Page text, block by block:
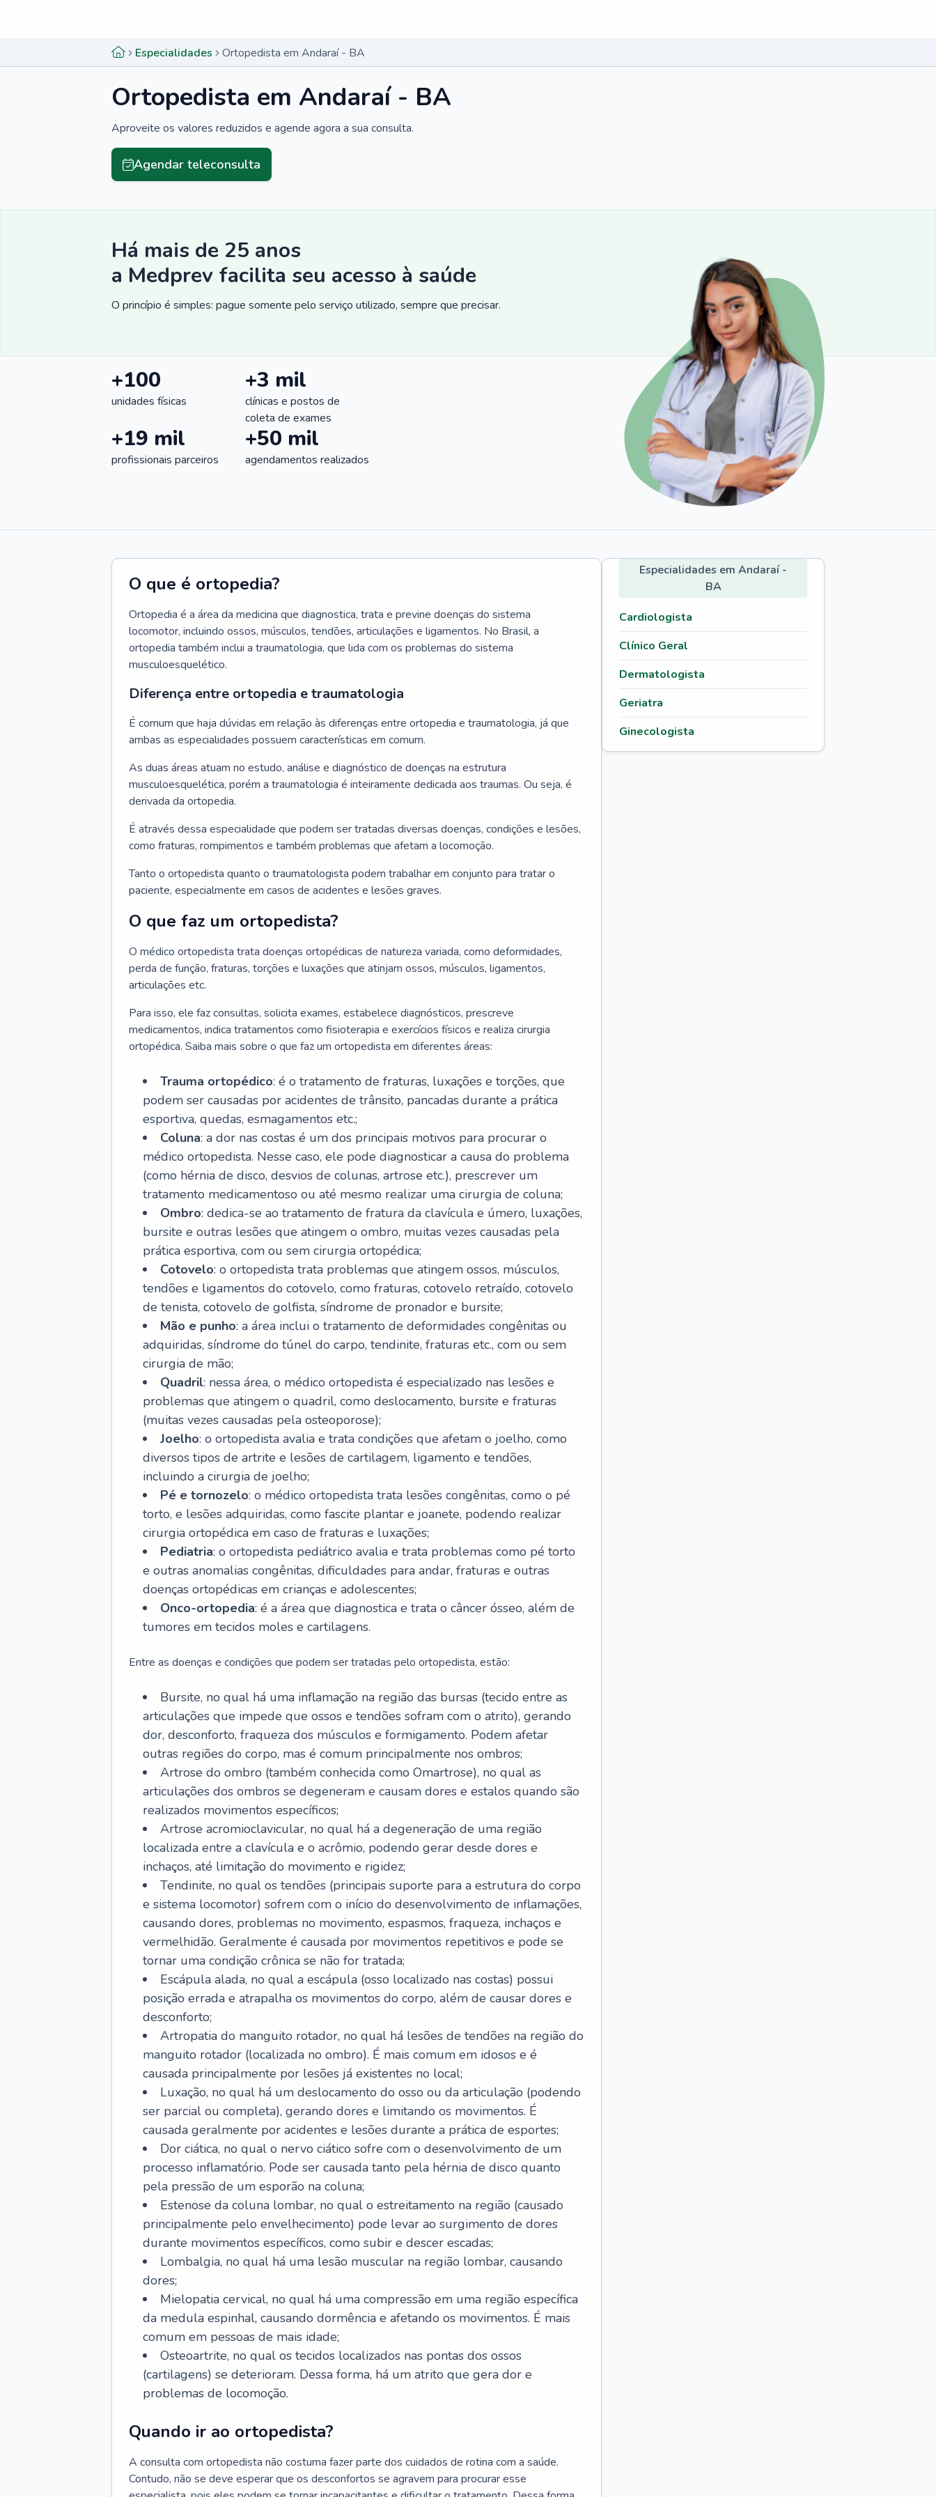
Especialidades Ortopedista em Andaraí - BA
Ortopedista em Andaraí - BA
Aproveite os valores reduzidos e agende agora a sua consulta.
Agendar teleconsulta
Há mais de 25 anos
a Medprev facilita seu acesso à saúde
O princípio é simples: pague somente pelo serviço utilizado, sempre que precisar.
+100
unidades físicas
+3 mil
clínicas e postos de
coleta de exames
+19 mil
profissionais parceiros
+50 mil
agendamentos realizados
O que é ortopedia?
Ortopedia é a área da medicina que diagnostica, trata e previne doenças do sistema
locomotor, incluindo ossos, músculos, tendões, articulações e ligamentos. No Brasil, a
ortopedia também inclui a traumatologia, que lida com os problemas do sistema
musculoesquelético.
Diferença entre ortopedia e traumatologia
É comum que haja dúvidas em relação às diferenças entre ortopedia e traumatologia, já que
ambas as especialidades possuem características em comum.
As duas áreas atuam no estudo, análise e diagnóstico de doenças na estrutura
musculoesquelética, porém a traumatologia é inteiramente dedicada aos traumas. Ou seja, é
derivada da ortopedia.
É através dessa especialidade que podem ser tratadas diversas doenças, condições e lesões,
como fraturas, rompimentos e também problemas que afetam a locomoção.
Tanto o ortopedista quanto o traumatologista podem trabalhar em conjunto para tratar o
paciente, especialmente em casos de acidentes e lesões graves.
O que faz um ortopedista?
O médico ortopedista trata doenças ortopédicas de natureza variada, como deformidades,
perda de função, fraturas, torções e luxações que atinjam ossos, músculos, ligamentos,
articulações etc.
Para isso, ele faz consultas, solicita exames, estabelece diagnósticos, prescreve
medicamentos, indica tratamentos como fisioterapia e exercícios físicos e realiza cirurgia
ortopédica. Saiba mais sobre o que faz um ortopedista em diferentes áreas:
Trauma ortopédico: é o tratamento de fraturas, luxações e torções, que
podem ser causadas por acidentes de trânsito, pancadas durante a prática
esportiva, quedas, esmagamentos etc.;
Coluna: a dor nas costas é um dos principais motivos para procurar o
médico ortopedista. Nesse caso, ele pode diagnosticar a causa do problema
(como hérnia de disco, desvios de colunas, artrose etc.), prescrever um
tratamento medicamentoso ou até mesmo realizar uma cirurgia de coluna;
Ombro: dedica-se ao tratamento de fratura da clavícula e úmero, luxações,
bursite e outras lesões que atingem o ombro, muitas vezes causadas pela
prática esportiva, com ou sem cirurgia ortopédica;
Cotovelo: o ortopedista trata problemas que atingem ossos, músculos,
tendões e ligamentos do cotovelo, como fraturas, cotovelo retraído, cotovelo
de tenista, cotovelo de golfista, síndrome de pronador e bursite;
Mão e punho: a área inclui o tratamento de deformidades congênitas ou
adquiridas, síndrome do túnel do carpo, tendinite, fraturas etc., com ou sem
cirurgia de mão;
Quadril: nessa área, o médico ortopedista é especializado nas lesões e
problemas que atingem o quadril, como deslocamento, bursite e fraturas
(muitas vezes causadas pela osteoporose);
Joelho: o ortopedista avalia e trata condições que afetam o joelho, como
diversos tipos de artrite e lesões de cartilagem, ligamento e tendões,
incluindo a cirurgia de joelho;
Pé e tornozelo: o médico ortopedista trata lesões congênitas, como o pé
torto, e lesões adquiridas, como fascite plantar e joanete, podendo realizar
cirurgia ortopédica em caso de fraturas e luxações;
Pediatria: o ortopedista pediátrico avalia e trata problemas como pé torto
e outras anomalias congênitas, dificuldades para andar, fraturas e outras
doenças ortopédicas em crianças e adolescentes;
Onco-ortopedia: é a área que diagnostica e trata o câncer ósseo, além de
tumores em tecidos moles e cartilagens.
Entre as doenças e condições que podem ser tratadas pelo ortopedista, estão:
Bursite, no qual há uma inflamação na região das bursas (tecido entre as
articulações que impede que ossos e tendões sofram com o atrito), gerando
dor, desconforto, fraqueza dos músculos e formigamento. Podem afetar
outras regiões do corpo, mas é comum principalmente nos ombros;
Artrose do ombro (também conhecida como Omartrose), no qual as
articulações dos ombros se degeneram e causam dores e estalos quando são
realizados movimentos específicos;
Artrose acromioclavicular, no qual há a degeneração de uma região
localizada entre a clavícula e o acrômio, podendo gerar desde dores e
inchaços, até limitação do movimento e rigidez;
Tendinite, no qual os tendões (principais suporte para a estrutura do corpo
e sistema locomotor) sofrem com o início do desenvolvimento de inflamações,
causando dores, problemas no movimento, espasmos, fraqueza, inchaços e
vermelhidão. Geralmente é causada por movimentos repetitivos e pode se
tornar uma condição crônica se não for tratada;
Escápula alada, no qual a escápula (osso localizado nas costas) possui
posição errada e atrapalha os movimentos do corpo, além de causar dores e
desconforto;
Artropatia do manguito rotador, no qual há lesões de tendões na região do
manguito rotador (localizada no ombro). É mais comum em idosos e é
causada principalmente por lesões já existentes no local;
Luxação, no qual há um deslocamento do osso ou da articulação (podendo
ser parcial ou completa), gerando dores e limitando os movimentos. É
causada geralmente por acidentes e lesões durante a prática de esportes;
Dor ciática, no qual o nervo ciático sofre com o desenvolvimento de um
processo inflamatório. Pode ser causada tanto pela hérnia de disco quanto
pela pressão de um esporão na coluna;
Estenose da coluna lombar, no qual o estreitamento na região (causado
principalmente pelo envelhecimento) pode levar ao surgimento de dores
durante movimentos específicos, como subir e descer escadas;
Lombalgia, no qual há uma lesão muscular na região lombar, causando
dores;
Mielopatia cervical, no qual há uma compressão em uma região específica
da medula espinhal, causando dormência e afetando os movimentos. É mais
comum em pessoas de mais idade;
Osteoartrite, no qual os tecidos localizados nas pontas dos ossos
(cartilagens) se deterioram. Dessa forma, há um atrito que gera dor e
problemas de locomoção.
Quando ir ao ortopedista?
A consulta com ortopedista não costuma fazer parte dos cuidados de rotina com a saúde.
Contudo, não se deve esperar que os desconfortos se agravem para procurar esse
Especialidades em Andaraí -
BA
Cardiologista
Clínico Geral
Dermatologista
Geriatra
Ginecologista